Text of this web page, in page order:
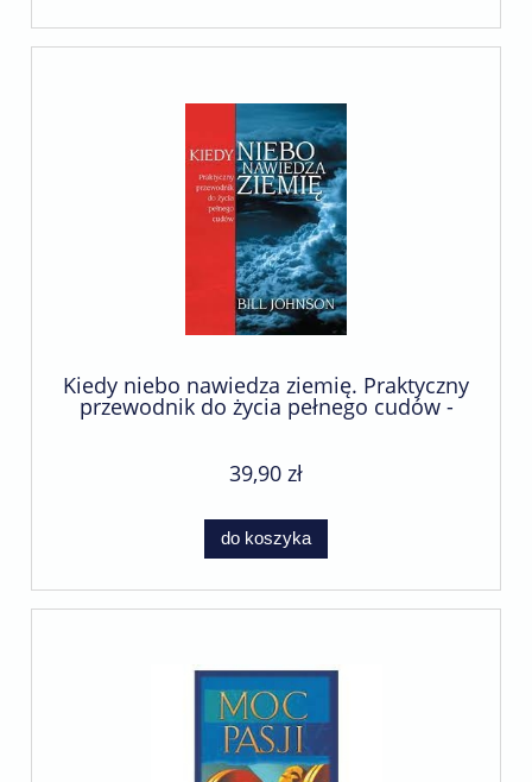
Kiedy niebo nawiedza ziemię. Praktyczny
przewodnik do życia pełnego cudów -
Bill Johnson
39,90 zł
do koszyka